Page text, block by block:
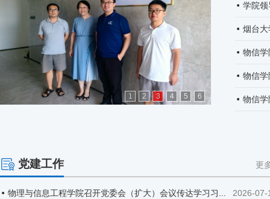
1 2 3 4 5 6
学院
烟台
物信
物信
物信
党建工作 更
物理与信息工程学院召开党委会（扩大）会议传达学习习... 2026-07-